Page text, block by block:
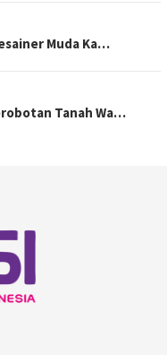
Muda Ka…
Tanah Wa…